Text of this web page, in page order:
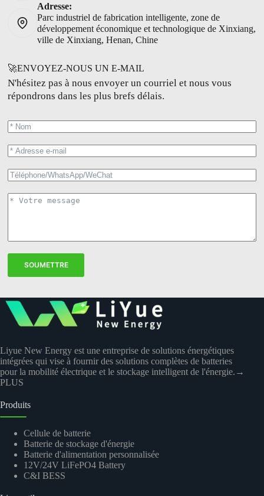
Adresse:
Parc industriel de fabrication intelligente, zone de
développement économique et technologique de Xinxiang,
ville de Xinxiang, Henan, Chine
🚀ENVOYEZ-NOUS UN E-MAIL
N'hésitez pas à nous envoyer un courriel et nous vous
répondrons dans les plus brefs délais.
SOUMETTRE
Liyue New Energy est une entreprise de solutions énergétiques
intégrées qui vise à fournir des solutions complètes de batteries
pour la mobilité électrique et le stockage intelligent de l'énergie. →
PLUS
Produits
Cellule de batterie
Batterie de stockage d'énergie
Batterie d'alimentation personnalisée
12V/24V LiFePO4 Battery
C&I BESS